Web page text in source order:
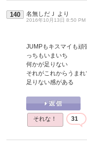
140 名無しだＪ より
2016年10月13日 8:50 PM
JUMPもキスマイも頑
っちもいまいち
何かが足りない
それがこれからうま
足りない感がある
それな！ 31